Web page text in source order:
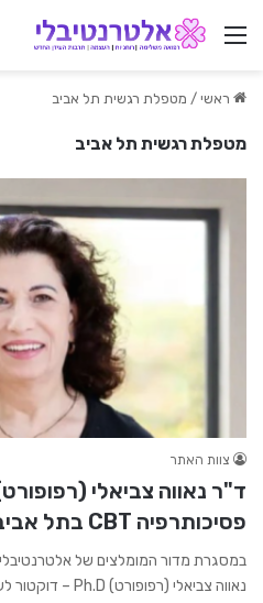
ניווט באתר
ראשי / מטפלת רגשית תל אביב
מטפלת רגשית תל אביב
צוות האתר
פסיכותרפיה CBT בתל אביב ואונליין
במסגרת מדור המומלצים של
נאווה צביאלי (רפופורט) Ph.D – דוקטור לעבודה סוציאלית. היא…